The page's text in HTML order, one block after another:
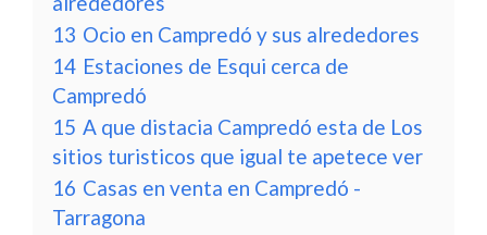
13 Ocio en Campredó y sus alrededores
14 Estaciones de Esqui cerca de
Campredó
15 A que distacia Campredó esta de Los
sitios turisticos que igual te apetece ver
16 Casas en venta en Campredó -
Tarragona